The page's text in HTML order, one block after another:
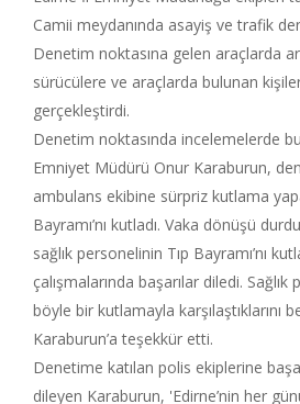
Camii meydanında asayiş ve trafik
Denetim noktasına gelen araçlarda
sürücülere ve araçlarda bulunan
gerçekleştirdi.
Denetim noktasında incelemelerde
Emniyet Müdürü Onur Karaburun,
ambulans ekibine sürpriz kutlama
Bayramı’nı kutladı. Vaka dönüşü
sağlık personelinin Tıp Bayramı’nı
çalışmalarında başarılar diledi.
böyle bir kutlamayla karşılaştıklarını
Karaburun’a teşekkür etti.
Denetime katılan polis ekiplerine
dileyen Karaburun, 'Edirne’nin her